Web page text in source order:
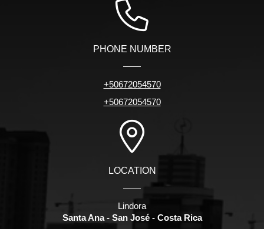
PHONE NUMBER
+50672054570
+50672054570
LOCATION
Lindora
Santa Ana - San José - Costa Rica